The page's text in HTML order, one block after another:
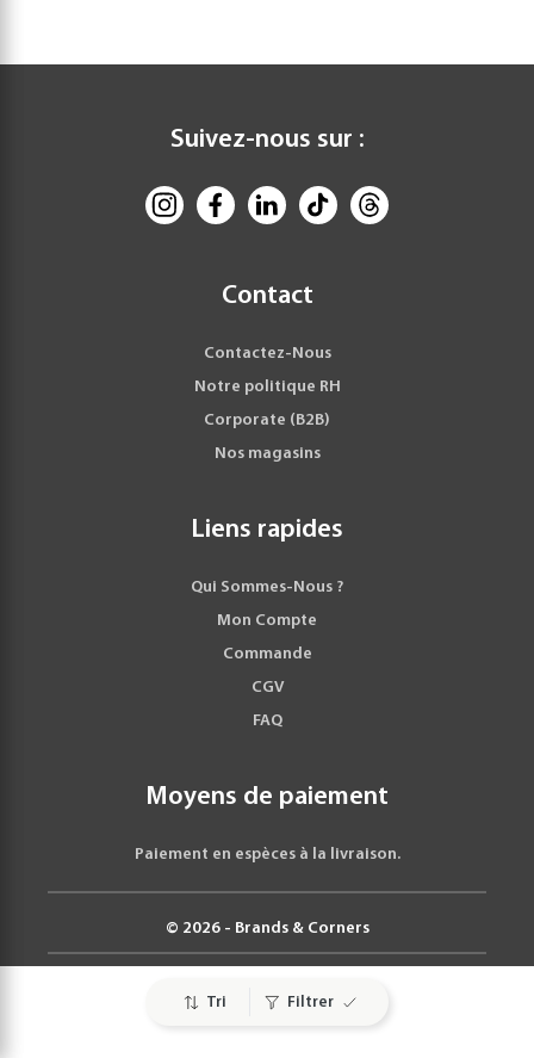
Tri Filtrer
Suivez-nous sur :
Contact
Contactez-Nous
Notre politique RH
Corporate (B2B)
Nos magasins
Liens rapides
Qui Sommes-Nous ?
Mon Compte
Commande
CGV
FAQ
Moyens de paiement
Paiement en espèces à la livraison.
© 2026 - Brands & Corners